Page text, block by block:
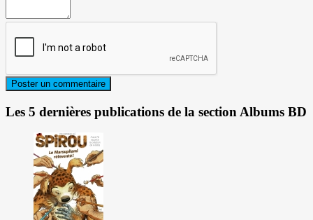
Les 5 dernières publications de la section Albums BD